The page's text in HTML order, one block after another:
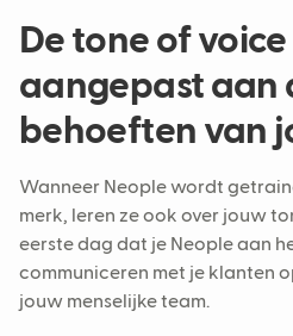
De tone of
aangepast aan
behoeften van
Wanneer Neople wordt
merk, leren ze ook over jouw
eerste dag dat je Neople aan
communiceren met je klanten
jouw menselijke team.